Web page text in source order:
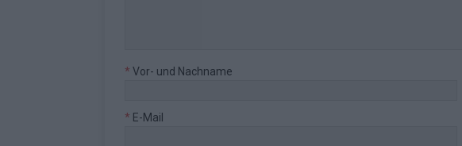
* Vor- und Nachname
* E-Mail